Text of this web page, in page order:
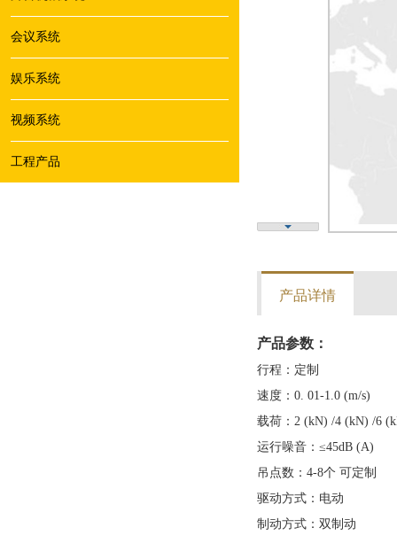
会议系统
娱乐系统
视频系统
工程产品
产品详情
产品参数：
行程：定制
速度：0. 01-1.0 (m/s)
载荷：2 (kN) /4 (kN) /6
运行噪音：≤45dB (A)
吊点数：4-8个 可定制
驱动方式：电动
制动方式：双制动